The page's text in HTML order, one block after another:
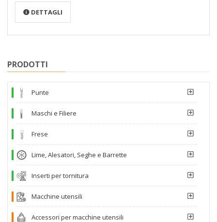
DETTAGLI
PRODOTTI
Punte
Maschi e Filiere
Frese
Lime, Alesatori, Seghe e Barrette
Inserti per tornitura
Macchine utensili
Accessori per macchine utensili